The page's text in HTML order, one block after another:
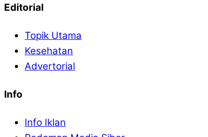
Editorial
Topik Utama
Kesehatan
Advertorial
Info
Info Iklan